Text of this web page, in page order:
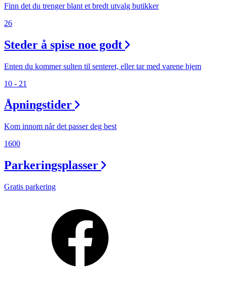
Finn det du trenger blant et bredt utvalg butikker
26
Steder å spise noe godt
Enten du kommer sulten til senteret, eller tar med varene hjem
10 - 21
Åpningstider
Kom innom når det passer deg best
1600
Parkeringsplasser
Gratis parkering